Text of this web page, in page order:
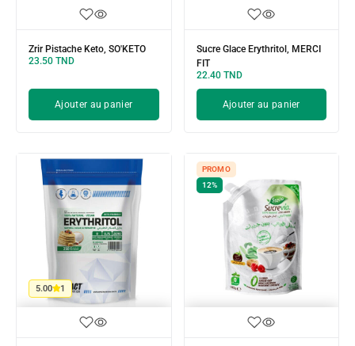
Zrir Pistache Keto, SO'KETO
23.50 TND
Ajouter au panier
Sucre Glace Erythritol, MERCI
FIT
22.40 TND
Ajouter au panier
5.00 1
PROMO
12%